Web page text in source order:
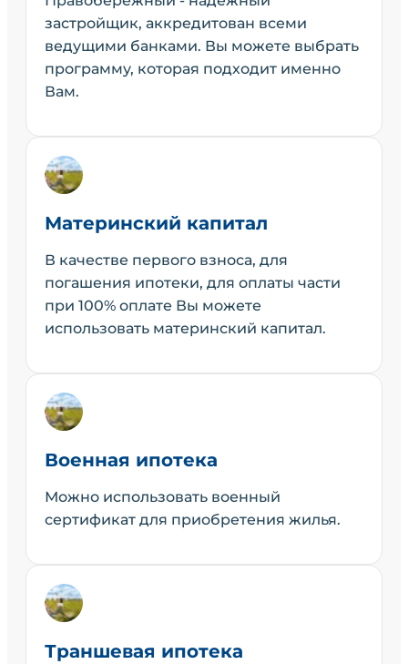
застройщик, аккредитован всеми
ведущими банками. Вы можете выбрать
программу, которая подходит именно
Вам.
Материнский капитал
В качестве первого взноса, для
погашения ипотеки, для оплаты части
при 100% оплате Вы можете
использовать материнский капитал.
Военная ипотека
Можно использовать военный
сертификат для приобретения жилья.
Траншевая ипотека